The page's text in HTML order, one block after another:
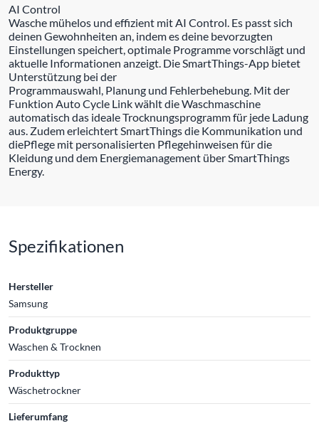
AI Control
Wasche mühelos und effizient mit AI Control. Es passt sich
deinen Gewohnheiten an, indem es deine bevorzugten
Einstellungen speichert, optimale Programme vorschlägt und
aktuelle Informationen anzeigt. Die SmartThings-App bietet
Unterstützung bei der
Programmauswahl, Planung und Fehlerbehebung. Mit der
Funktion Auto Cycle Link wählt die Waschmaschine
automatisch das ideale Trocknungsprogramm für jede Ladung
aus. Zudem erleichtert SmartThings die Kommunikation und
diePflege mit personalisierten Pflegehinweisen für die
Kleidung und dem Energiemanagement über SmartThings
Energy.
Spezifikationen
Hersteller
Samsung
Produktgruppe
Waschen & Trocknen
Produkttyp
Wäschetrockner
Lieferumfang